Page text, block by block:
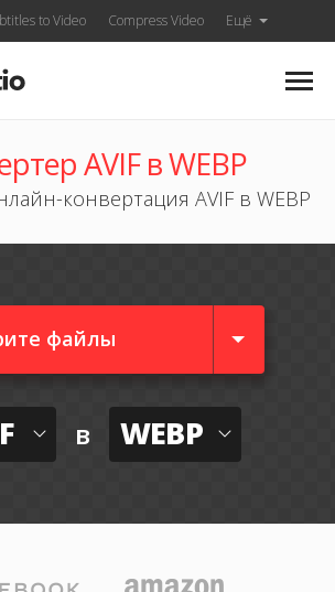
to Video Compress Video Ещё
AVIF в WEBP
конвертация AVIF в WEBP
файлы
в WEBP